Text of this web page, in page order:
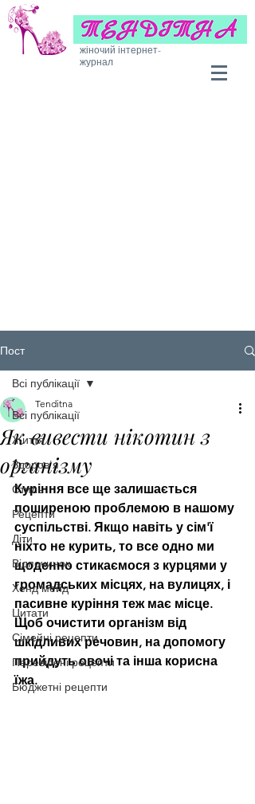
жіночий інтернет-
журнал
Пост
Всі публікації
Життя
Здоров'я
Стиль
Рецепти
Діти
Відпочинок
Хенд мейд
Цитати
Сімейні рецепти
Перевірені рецепти
Бюджетні рецепти
Всі публікації
Як вивести нікотин з
організму
Tenditna
Куріння все ще залишається
поширеною проблемою в нашому
суспільстві. Якщо навіть у сім'ї
ніхто не курить, то все одно ми
щоденно стикаємося з курцями у
громадських місцях, на вулицях, і
пасивне куріння теж має місце.
Щоб очистити організм від
шкідливих речовин, на допомогу
прийдуть овочі та інша корисна
їжа.